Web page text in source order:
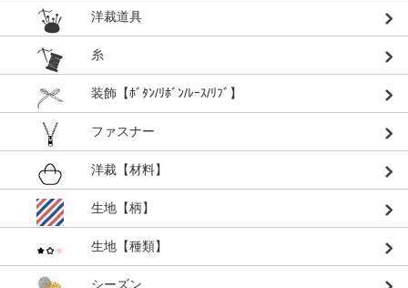
洋裁道具
糸
装飾【ﾎﾞﾀﾝ/ﾘﾎﾞﾝ/ﾚｰｽ/ﾘﾌﾞ】
ファスナー
洋裁【材料】
生地【柄】
生地【種類】
シーズン